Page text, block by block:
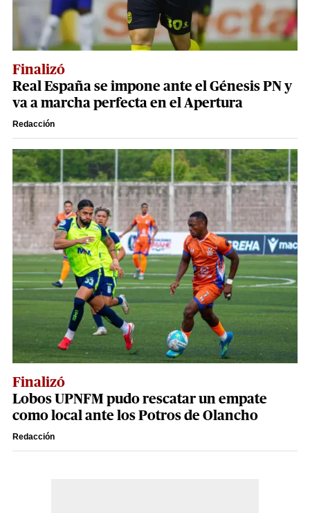
Finalizó
Real España se impone ante el Génesis PN y
va a marcha perfecta en el Apertura
Redacción
Finalizó
Lobos UPNFM pudo rescatar un empate
como local ante los Potros de Olancho
Redacción